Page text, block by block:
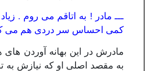
ـــ مادر ! به اتاقم می روم .
کمی احساس سر دردی هم می
مادرش در این بهانه آوردن
به مقصد اصلی او که نیازش به